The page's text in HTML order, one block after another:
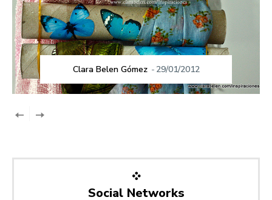
Clara Belen Gómez - 29/01/2012
Social Networks